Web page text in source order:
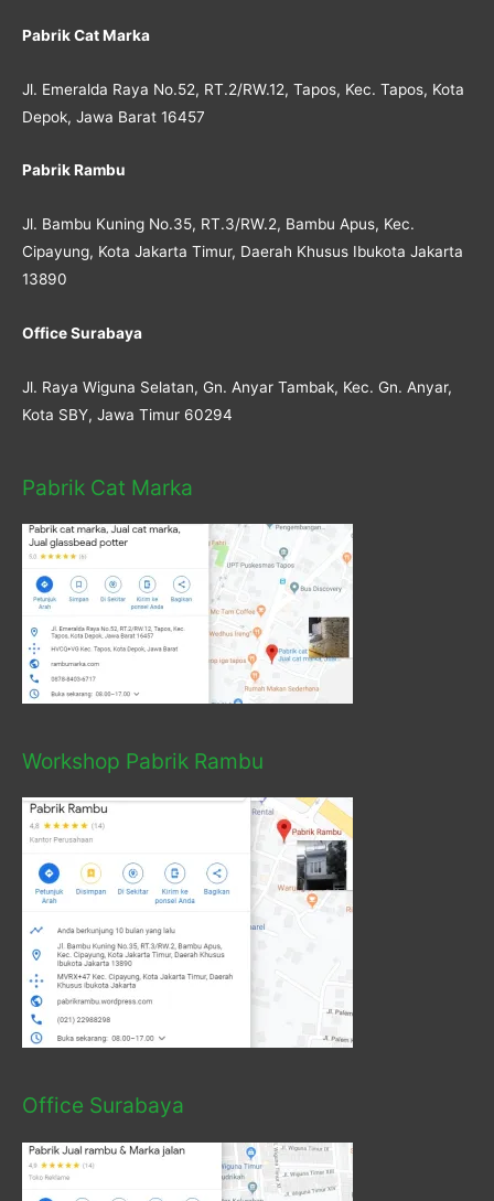
Pabrik Cat Marka
Jl. Emeralda Raya No.52, RT.2/RW.12, Tapos, Kec. Tapos, Kota
Depok, Jawa Barat 16457
Pabrik Rambu
Jl. Bambu Kuning No.35, RT.3/RW.2, Bambu Apus, Kec.
Cipayung, Kota Jakarta Timur, Daerah Khusus Ibukota Jakarta
13890
Office Surabaya
Jl. Raya Wiguna Selatan, Gn. Anyar Tambak, Kec. Gn. Anyar,
Kota SBY, Jawa Timur 60294
Pabrik Cat Marka
Workshop Pabrik Rambu
Office Surabaya